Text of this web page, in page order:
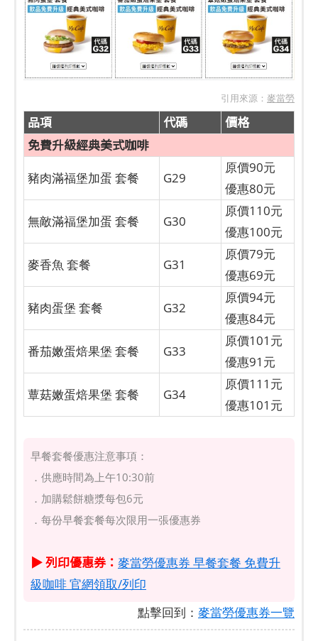
引用來源： 麥當勞
品項 代碼
價格
免費升級經典美式咖啡
豬肉滿福堡加蛋 套餐 G29
原價90元
優惠80元
無敵滿福堡加蛋 套餐
G30
原價110元
優惠100元
麥香魚 套餐
G31
原價79元
優惠69元
豬肉蛋堡 套餐
G32
原價94元
優惠84元
番茄嫩蛋焙果堡 套餐
G33
原價101元
優惠91元
蕈菇嫩蛋焙果堡 套餐
G34
原價111元
優惠101元
早餐套餐優惠注意事項：
．供應時間為上午10:30前
．加購鬆餅糖漿每包6元
．每份早餐套餐每次限用一張優惠券
▶ 列印優惠券： 麥當勞優惠券 早餐套餐 免費升
級咖啡 官網領取/列印
點擊回到： 麥當勞優惠券一覽